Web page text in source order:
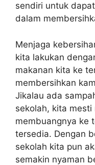
sendiri untuk
dalam
Menjaga
kita lakukan
makanan kita ke
membersihkan
Jikalau ada
sekolah, kita
membuangnya ke
tersedia. Dengan
sekolah kita pun
semakin nyaman